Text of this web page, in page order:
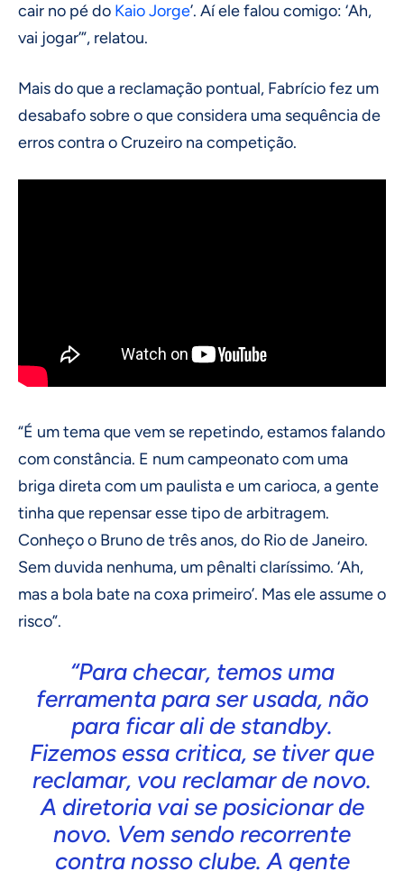
cair no pé do Kaio Jorge’. Aí ele falou comigo: ‘Ah,
vai jogar’”, relatou.
Mais do que a reclamação pontual, Fabrício fez um
desabafo sobre o que considera uma sequência de
erros contra o Cruzeiro na competição.
“É um tema que vem se repetindo, estamos falando
com constância. E num campeonato com uma
briga direta com um paulista e um carioca, a gente
tinha que repensar esse tipo de arbitragem.
Conheço o Bruno de três anos, do Rio de Janeiro.
Sem duvida nenhuma, um pênalti claríssimo. ‘Ah,
mas a bola bate na coxa primeiro’. Mas ele assume o
risco”.
“Para checar, temos uma
ferramenta para ser usada, não
para ficar ali de standby.
Fizemos essa critica, se tiver que
reclamar, vou reclamar de novo.
A diretoria vai se posicionar de
novo. Vem sendo recorrente
contra nosso clube. A gente